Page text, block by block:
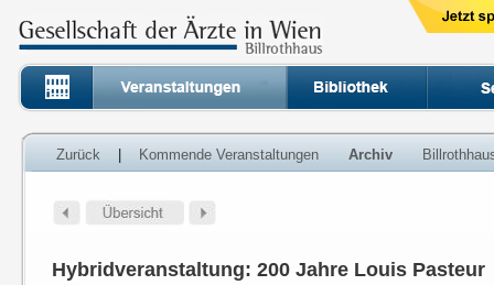
Zurück Kommende Veranstaltungen Archiv
Hybridveranstaltung: 200 Jahre Louis Pasteur